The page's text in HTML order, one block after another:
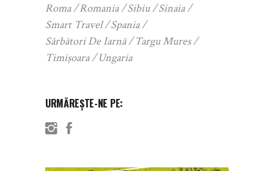
Roma
Romania Sibiu
Sinaia
Smart Travel
Spania
Sărbători De Iarnă
Targu Mures
Timișoara
Ungaria
URMĂREȘTE-NE PE: